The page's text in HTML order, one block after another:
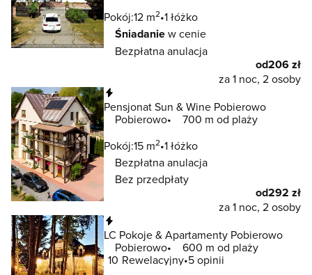
Pokój:12 m2 1 łóżko
Śniadaniew cenie
Bezpłatna anulacja
od206 zł
za 1 noc, 2 osoby
Pensjonat Sun & Wine Pobierowo
Pobierowo
700 m od plaży
Pokój:15 m2 1 łóżko
Bezpłatna anulacja
Bez przedpłaty
od292 zł
za 1 noc, 2 osoby
LC Pokoje & Apartamenty Pobierowo
Pobierowo
600 m od plaży
10 Rewelacyjny 5 opinii